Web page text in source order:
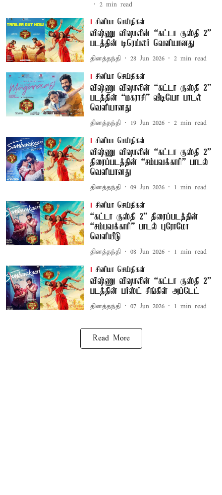
2 min read
சினிமா செய்திகள்
விஷ்ணு விஷாலின் “கட்டா குஸ்தி 2”
படத்தின் டிரெய்லர் வெளியானது
தினத்தந்தி 28 Jun 2026 2 min read
சினிமா செய்திகள்
விஷ்ணு விஷாலின் “கட்டா குஸ்தி 2”
படத்தின் “மகராசி” வீடியோ பாடல்
வெளியானது
தினத்தந்தி 19 Jun 2026 2 min read
சினிமா செய்திகள்
விஷ்ணு விஷாலின் “கட்டா குஸ்தி 2”
திரைப்படத்தின் “சம்பவக்காரி” பாடல்
வெளியானது
தினத்தந்தி 09 Jun 2026 1 min read
சினிமா செய்திகள்
“கட்டா குஸ்தி 2” திரைப்படத்தின்
“சம்பவக்காரி” பாடல் புரோமோ
வெளியீடு
தினத்தந்தி 08 Jun 2026 1 min read
சினிமா செய்திகள்
விஷ்ணு விஷாலின் “கட்டா குஸ்தி 2”
படத்தின் பர்ஸ்ட் சிங்கிள் அப்டேட்
தினத்தந்தி 07 Jun 2026 1 min read
Read More